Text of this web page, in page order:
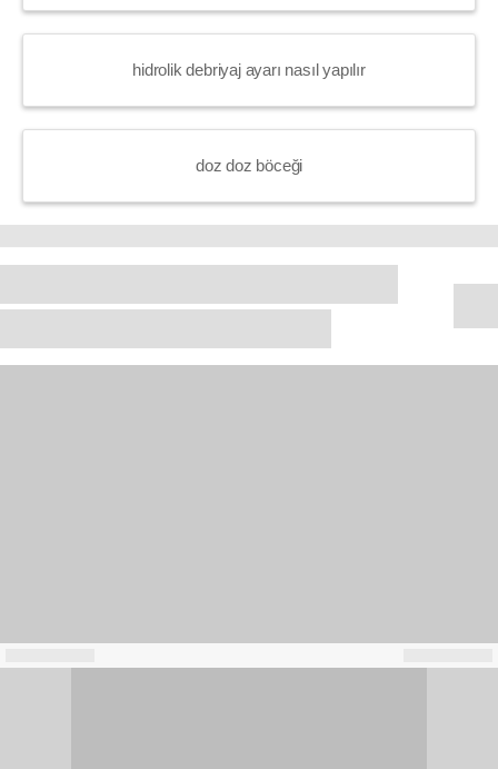
hidrolik debriyaj ayarı nasıl yapılır
doz doz böceği